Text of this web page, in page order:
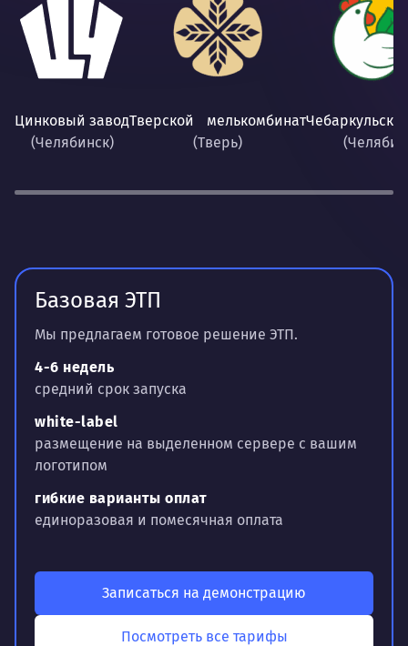
Цинковый завод
(Челябинск)
Тверской мелькомбинат
(Тверь)
Базовая ЭТП
Мы предлагаем готовое решение ЭТП.
4-6 недель
средний срок запуска
white-label
размещение на выделенном сервере с вашим
логотипом
гибкие варианты оплат
единоразовая и помесячная оплата
Записаться на демонстрацию
Посмотреть все тарифы